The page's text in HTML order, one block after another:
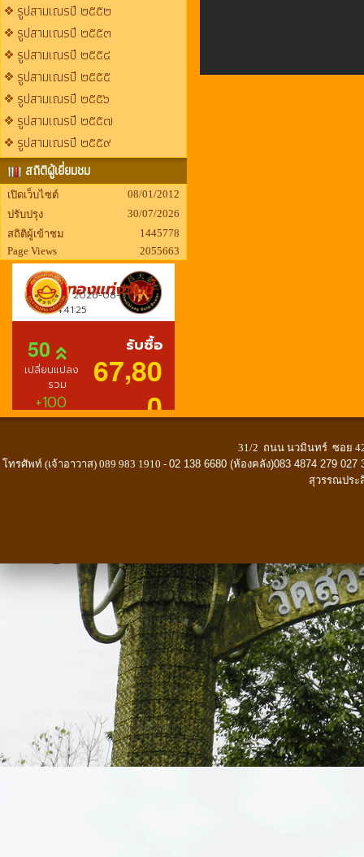
รูปสามเณรปี ๒๕๕๒
รูปสามเณรปี ๒๕๕๓
รูปสามเณรปี ๒๕๕๔
รูปสามเณรปี ๒๕๕๕
รูปสามเณรปี ๒๕๕๖
รูปสามเณรปี ๒๕๕๗
รูปสามเณรปี ๒๕๕๙
สถิติผู้เยี่ยมชม
เปิดเว็บไซต์
08/01/2012
ปรับปรุง
30/07/2026
สถิติผู้เข้าชม
1445778
Page Views
2055663
31/2 ถนน นวมินทร์ ซอย
โทรศัพท์ (เจ้าอาวาส) 089 983 1910 - 02 138 6680 (ห้องคลัง)083 4874 279
สุวรรณประ